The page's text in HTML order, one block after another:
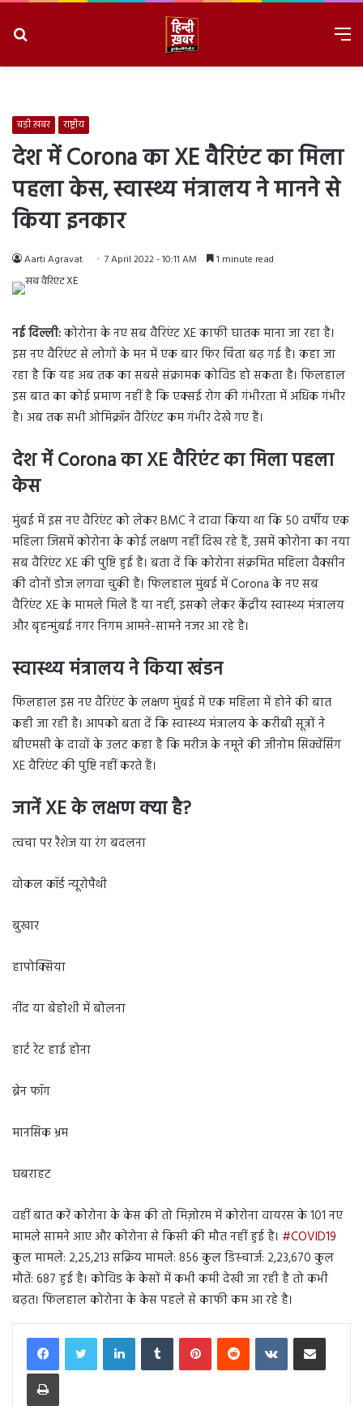
बड़ी ख़बर राष्ट्रीय
देश में Corona का XE वैरिएंट का मिला
पहला केस, स्वास्थ्य मंत्रालय ने मानने से
किया इनकार
Aarti Agravat 7 April 2022 - 10:11 AM 1 minute read
नई दिल्ली:कोरोना के नए सब वैरिएंट XE काफी घातक माना जा रहा है।
इस नए वैरिएंट से लोगों के मन में एक बार फिर चिंता बढ़ गई है। कहा जा
रहा है कि यह अब तक का सबसे संक्रामक कोविड हो सकता है। फिलहाल
इस बात का कोई प्रमाण नहीं है कि एक्सई रोग की गंभीरता में अधिक गंभीर
है। अब तक सभी ओमिक्रॉन वैरिएंट कम गंभीर देखे गए हैं।
देश में Corona का XE वैरिएंट का मिला पहला
केस
मुंबई में इस नए वैरिएंट को लेकर BMC ने दावा किया था कि 50 वर्षीय एक
महिला जिसमें कोरोना के कोई लक्षण नहीं दिख रहे हैं, उसमें कोरोना का नया
सब वैरिएंट XE की पुष्टि हुई है। बता दें कि कोरोना संक्रमित महिला वैक्सीन
की दोनों डोज लगवा चुकी है। फिलहाल मुंबई में Corona के नए सब
वैरिएंट XE के मामले मिले हैं या नहीं, इसको लेकर केंद्रीय स्वास्थ्य मंत्रालय
और बृहन्मुंबई नगर निगम आमने-सामने नजर आ रहे है।
स्वास्थ्य मंत्रालय ने किया खंडन
फिलहाल इस नए वैरिएंट के लक्षण मुंबई में एक महिला में होने की बात
कही जा रही है। आपको बता दें कि स्वास्थ्य मंत्रालय के करीबी सूत्रों ने
बीएमसी के दावों के उलट कहा है कि मरीज के नमूने की जीनोम सिक्वेंसिंग
XE वैरिएंट की पुष्टि नहीं करते हैं।
जानेंXEके लक्षण क्या है?
त्वचा पर रैशेज या रंग बदलना
वोकल कॉर्ड न्यूरोपैथी
बुखार
हापोक्सिया
नींद या बेहोशी में बोलना
हार्ट रेट हाई होना
ब्रेन फॉग
मानसिक भ्रम
घबराहट
वहीं बात करें कोरोना के केस की तो मिज़ोरम में कोरोना वायरस के 101 नए
मामले सामने आए और कोरोना से किसी की मौत नहीं हुई है। #COVID19
कुल मामले: 2,25,213 सक्रिय मामले: 856 कुल डिस्चार्ज: 2,23,670 कुल
मौतें: 687 हुई है। कोविड के केसों में कभी कमी देखी जा रही है तो कभी
बढ़त। फिलहाल कोरोना के केस पहले से काफी कम आ रहे है।
LinkedInTumblr PinterestReddit VKontakteShare via Email
Print